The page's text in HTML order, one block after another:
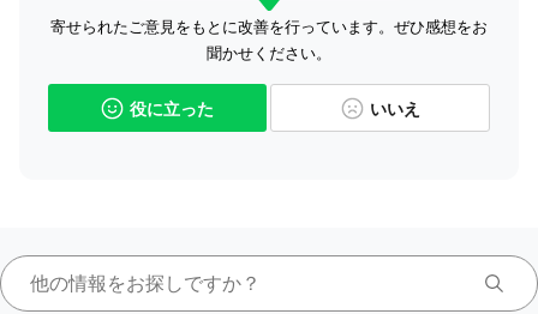
寄せられたご意見をもとに改善を行っています。ぜひ感想をお
聞かせください。
役に立った いいえ